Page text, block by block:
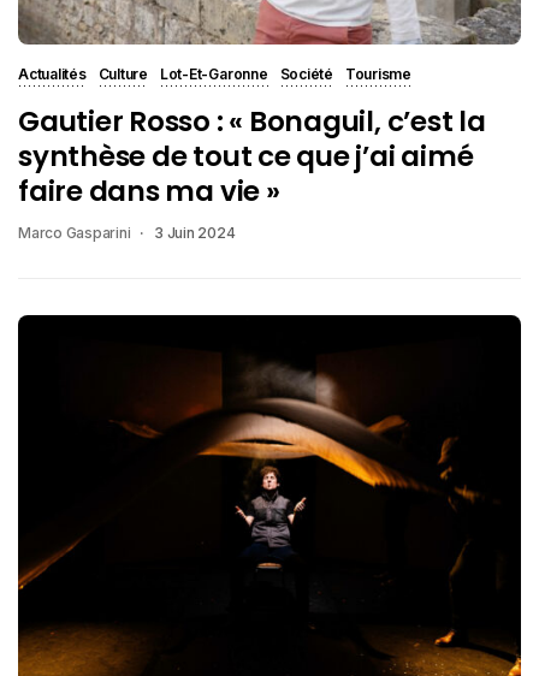
Actualités Culture Lot-Et-Garonne Société Tourisme
Gautier Rosso : « Bonaguil, c’est la
synthèse de tout ce que j’ai aimé
faire dans ma vie »
Marco Gasparini 3 Juin 2024